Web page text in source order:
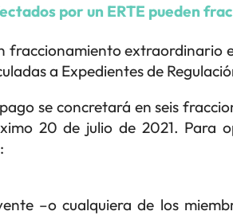
por un ERTE pueden
fraccionamiento extraordinario
a Expedientes de
se concretará en seis
20 de julio de 2021. Para
–o cualquiera de los